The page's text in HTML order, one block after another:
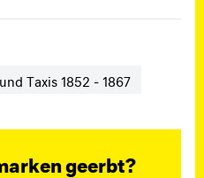
Taxis 1852 - 1867
geerbt?